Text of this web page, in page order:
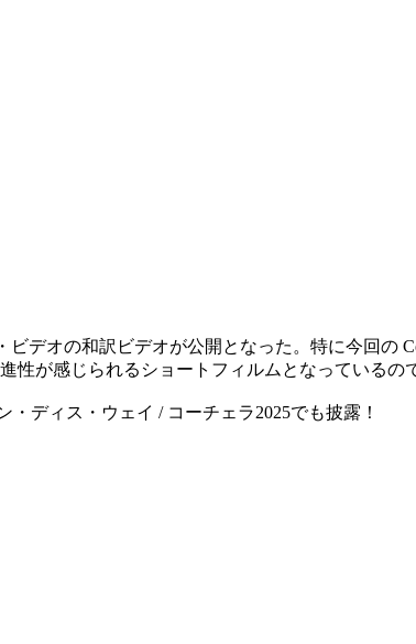
デオの和訳ビデオが公開となった。特に今回の
性が感じられるショートフィルムとなっている
・ディス・ウェイ / コーチェラ2025でも披露！